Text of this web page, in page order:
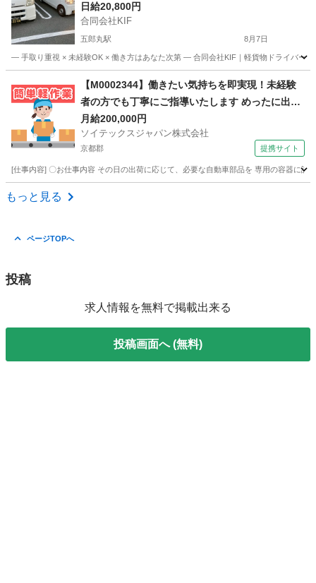
日給20,800円
合同会社KIF
五郎丸駅 8月7日
― 手取り重視 × 未経験OK × 働き方はあなた次第 ― 合同会社KIF｜軽貨物ドライバー
ドライバー 合同会社
【M0002344】働きたい気持ちを即実現！未経験
者の方でも丁寧にご指導いたします めったに出な
いレア求人です！！
月給200,000円
ソイテックスジャパン株式会社
京都郡 提携サイト
[仕事内容] 〇お仕事内容 その日の出荷に応じて、必要な自動車部品を 専用の容器に
福岡 京都郡
もっと見る
ページTOPへ
投稿
求人情報を無料で掲載出来る
投稿画面へ (無料)